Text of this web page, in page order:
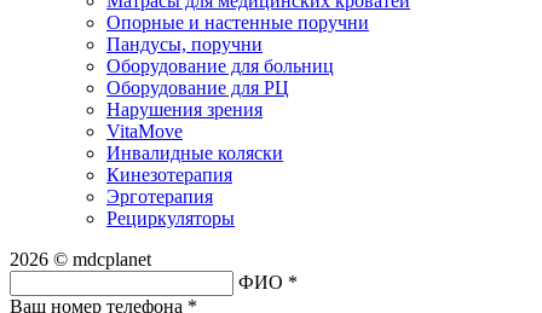
Опорные и настенные поручни
Пандусы, поручни
Оборудование для больниц
Оборудование для РЦ
Нарушения зрения
VitaMove
Инвалидные коляски
Кинезотерапия
Эрготерапия
Рециркуляторы
2026 © mdcplanet
ФИО *
Ваш номер телефона *